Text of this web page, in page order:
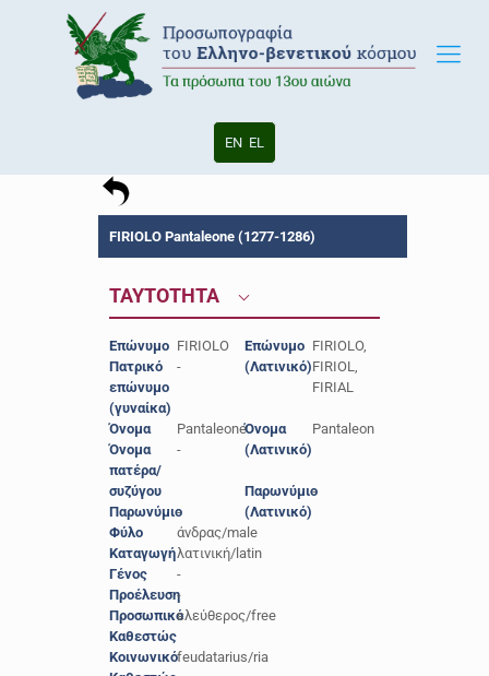
EN EL
FIRIOLO Pantaleone (1277-1286)
ΤΑΥΤΟΤΗΤΑ
Επώνυμο FIRIOLO
Πατρικό
επώνυμο
(γυναίκα)
-
Όνομα
Pantaleone
Όνομα
πατέρα/
συζύγου
-
Παρωνύμιο
-
Φύλο
άνδρας/male
Καταγωγήλατινική/latin
Γένος
-
Προέλευση-
Προσωπικό
Καθεστώς
ελεύθερος/free
Κοινωνικόfeudatarius/ria
Επώνυμο
(Λατινικό)
FIRIOLO,
FIRIOL,
FIRIAL
Όνομα
(Λατινικό)
Pantaleon
Παρωνύμιο
(Λατινικό)
-